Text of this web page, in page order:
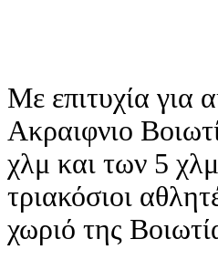
Με επιτυχία για
Ακραιφνιο
χλμ και των 5
τριακόσιοι
χωριό της